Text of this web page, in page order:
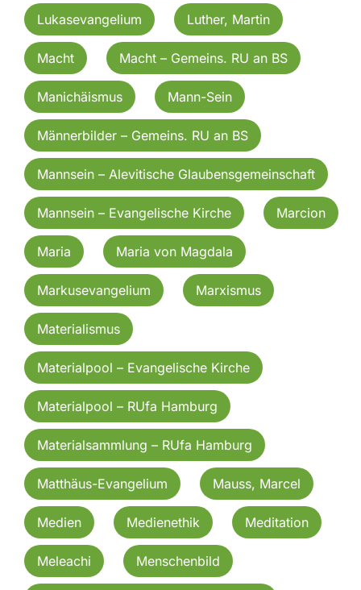
Lukasevangelium Luther, Martin
Macht Macht – Gemeins. RU an BS
Manichäismus Mann-Sein
Männerbilder – Gemeins. RU an BS
Mannsein – Alevitische Glaubensgemeinschaft
Mannsein – Evangelische Kirche Marcion
Maria Maria von Magdala
Markusevangelium Marxismus
Materialismus
Materialpool – Evangelische Kirche
Materialpool – RUfa Hamburg
Materialsammlung – RUfa Hamburg
Matthäus-Evangelium Mauss, Marcel
Medien Medienethik Meditation
Meleachi Menschenbild